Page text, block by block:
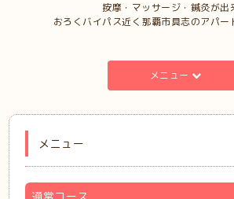
按摩・マッサージ・鍼灸が出
おろくバイパス近く那覇市具志のアパー
メニュー
メニュー